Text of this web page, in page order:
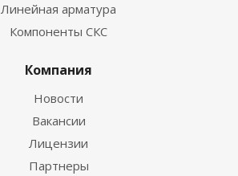
Линейная арматура
Компоненты СКС
Компания
Новости
Вакансии
Лицензии
Партнеры